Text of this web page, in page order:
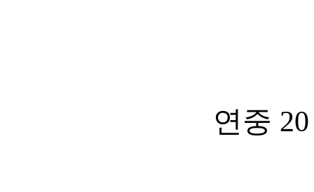
연중